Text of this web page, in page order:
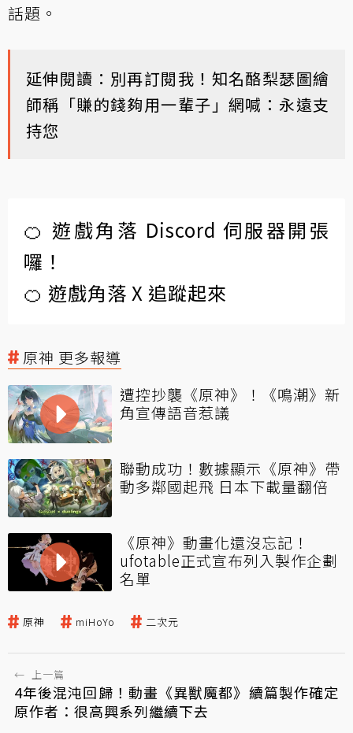
話題。
延伸閱讀：別再訂閱我！知名酪梨瑟圖繪
師稱「賺的錢夠用一輩子」網喊：永遠支
持您
🍊 遊戲角落 Discord 伺服器開張
囉！
🍊 遊戲角落 X 追蹤起來
原神 更多報導
遭控抄襲《原神》！《鳴潮》新
角宣傳語音惹議
聯動成功！數據顯示《原神》帶
動多鄰國起飛 日本下載量翻倍
《原神》動畫化還沒忘記！
ufotable正式宣布列入製作企劃
名單
原神 miHoYo 二次元
← 上一篇
4年後混沌回歸！動畫《異獸魔都》續篇製作確定
原作者：很高興系列繼續下去